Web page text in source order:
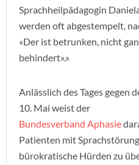
Sprachheilpädagogin
werden oft abgestempelt,
«Der ist betrunken, nicht
behindert».»
Anlässlich des Tages gegen
10. Mai weist der
Bundesverband Aphasie
Patienten mit
bürokratische Hürden zu